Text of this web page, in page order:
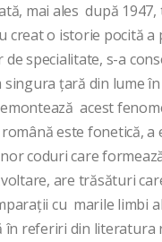
mai ales după 1947,
creat o istorie pocită
specialitate, s-a
țară din lume în
acest
este fonetică, a
coduri care
are trăsături
cu marile limbi
în referiri din literatura